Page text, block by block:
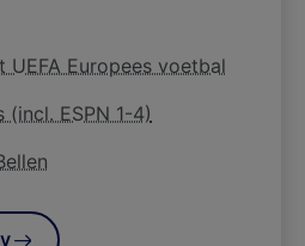
Europees voetbal
ESPN 1-4)